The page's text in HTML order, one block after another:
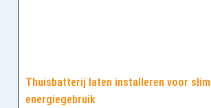
Thuisbatterij laten installeren voor slim
energiegebruik